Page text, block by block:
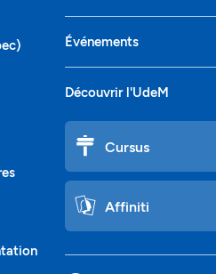
Événements
Découvrir l'UdeM
Cursus
Affiniti